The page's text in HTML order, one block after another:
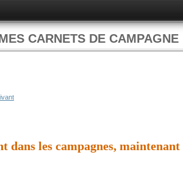
CARNETS DE CAMPAGNE
dans les campagnes, maintenant